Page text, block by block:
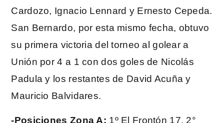
Cardozo, Ignacio Lennard y Ernesto Cepeda.
San Bernardo, por esta mismo fecha, obtuvo
su primera victoria del torneo al golear a
Unión por 4 a 1 con dos goles de Nicolás
Padula y los restantes de David Acuña y
Mauricio Balvidares.
-Posiciones Zona A: 1º El Frontón 17, 2°